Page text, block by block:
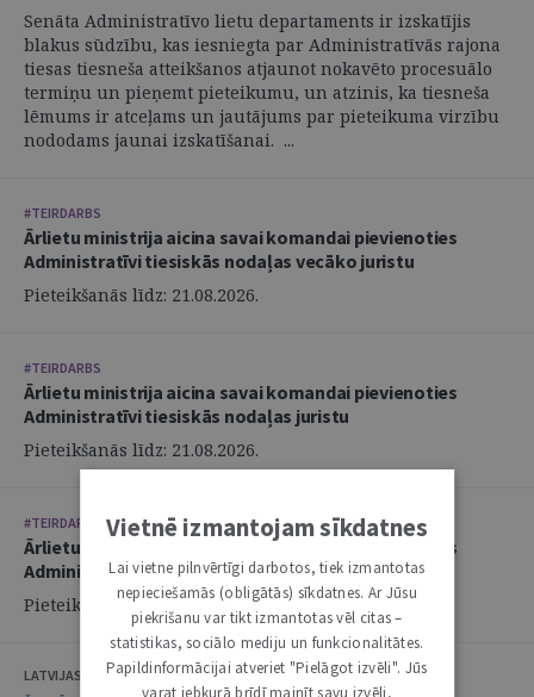
Senāta Administratīvo lietu departaments ir izskatījis
blakus sūdzību, kas iesniegta par Administratīvās rajona
tiesas tiesneša atteikšanos atjaunot nokavēto procesuālo
termiņu un pieņemt pieteikumu, un atzinis, ka tiesneša
lēmums ir atceļams un jautājums par pieteikuma virzību
nododams jaunai izskatīšanai. ...
#TEIRDARBS
Ārlietu ministrija aicina savai komandai pievienoties
Administratīvi tiesiskās nodaļas vecāko juristu
Pieteikšanās līdz: 21.08.2026.
#TEIRDARBS
Ārlietu ministrija aicina savai komandai pievienoties
Administratīvi tiesiskās nodaļas juristu
Pieteikšanās līdz: 21.08.2026.
#TEIRDARBS
Ārlietu ministrija aicina savai komandai pievienoties
Administratīvi tiesiskās nodaļas juristu
Pieteikšanās līdz: 21.08.2026.
LATVIJAS ZVĒRINĀTU ADVOKĀTU PADOME
Vietnē izmantojam sīkdatnes
Lai vietne pilnvērtīgi darbotos, tiek izmantotas
nepieciešamās (obligātās) sīkdatnes. Ar Jūsu
piekrišanu var tikt izmantotas vēl citas –
statistikas, sociālo mediju un funkcionalitātes.
Papildinformācijai atveriet "Pielāgot izvēli". Jūs
varat jebkurā brīdī mainīt savu izvēli,